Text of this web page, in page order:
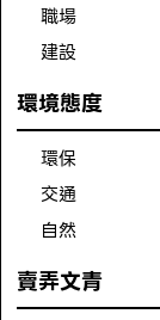
職場
建設
環境態度
環保
交通
自然
賣弄文青